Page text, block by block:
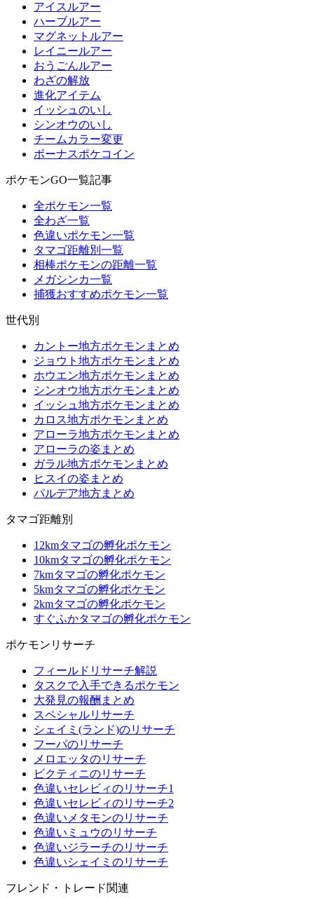
アイスルアー
ハーブルアー
マグネットルアー
レイニールアー
おうごんルアー
わざの解放
進化アイテム
イッシュのいし
シンオウのいし
チームカラー変更
ボーナスポケコイン
ポケモンGO一覧記事
全ポケモン一覧
全わざ一覧
色違いポケモン一覧
タマゴ距離別一覧
相棒ポケモンの距離一覧
メガシンカ一覧
捕獲おすすめポケモン一覧
世代別
カントー地方ポケモンまとめ
ジョウト地方ポケモンまとめ
ホウエン地方ポケモンまとめ
シンオウ地方ポケモンまとめ
イッシュ地方ポケモンまとめ
カロス地方ポケモンまとめ
アローラ地方ポケモンまとめ
アローラの姿まとめ
ガラル地方ポケモンまとめ
ヒスイの姿まとめ
パルデア地方まとめ
タマゴ距離別
12kmタマゴの孵化ポケモン
10kmタマゴの孵化ポケモン
7kmタマゴの孵化ポケモン
5kmタマゴの孵化ポケモン
2kmタマゴの孵化ポケモン
すぐふかタマゴの孵化ポケモン
ポケモンリサーチ
フィールドリサーチ解説
タスクで入手できるポケモン
大発見の報酬まとめ
スペシャルリサーチ
シェイミ(ランド)のリサーチ
フーパのリサーチ
メロエッタのリサーチ
ビクティニのリサーチ
色違いセレビィのリサーチ1
色違いセレビィのリサーチ2
色違いメタモンのリサーチ
色違いミュウのリサーチ
色違いジラーチのリサーチ
色違いシェイミのリサーチ
フレンド・トレード関連